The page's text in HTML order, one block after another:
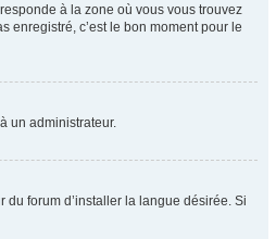
à la zone où vous vous trouvez
enregistré, c’est le bon moment pour le
un administrateur.
forum d’installer la langue désirée. Si